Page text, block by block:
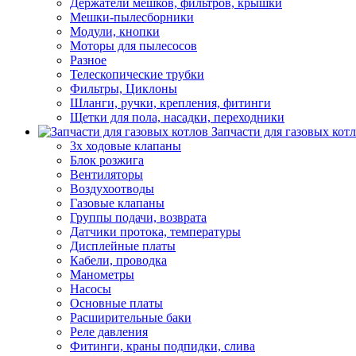
Держатели мешков, фильтров, крышки
Мешки-пылесборники
Модули, кнопки
Моторы для пылесосов
Разное
Телескопические трубки
Фильтры, Циклоны
Шланги, ручки, крепления, фитинги
Щетки для пола, насадки, переходники
Запчасти для газовых
3х ходовые клапаны
Блок розжига
Вентиляторы
Воздухоотводы
Газовые клапаны
Группы подачи, возврата
Датчики протока, температуры
Дисплейные платы
Кабели, проводка
Манометры
Насосы
Основные платы
Расширительные баки
Реле давления
Фитинги, краны подпидки, слива